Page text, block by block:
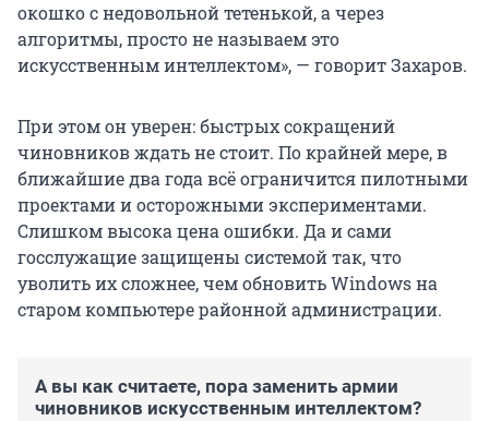
окошко с недовольной тетенькой, а через
алгоритмы, просто не называем это
искусственным интеллектом», — говорит Захаров.
При этом он уверен: быстрых сокращений
чиновников ждать не стоит. По крайней мере, в
ближайшие два года всё ограничится пилотными
проектами и осторожными экспериментами.
Слишком высока цена ошибки. Да и сами
госслужащие защищены системой так, что
уволить их сложнее, чем обновить Windows на
старом компьютере районной администрации.
А вы как считаете, пора заменить армии
чиновников искусственным интеллектом?